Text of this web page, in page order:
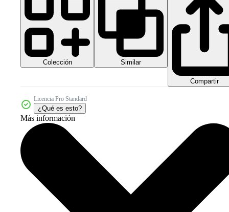
Colección Similar
Compartir
Licencia Pro Standard
¿Qué es esto?
Más información